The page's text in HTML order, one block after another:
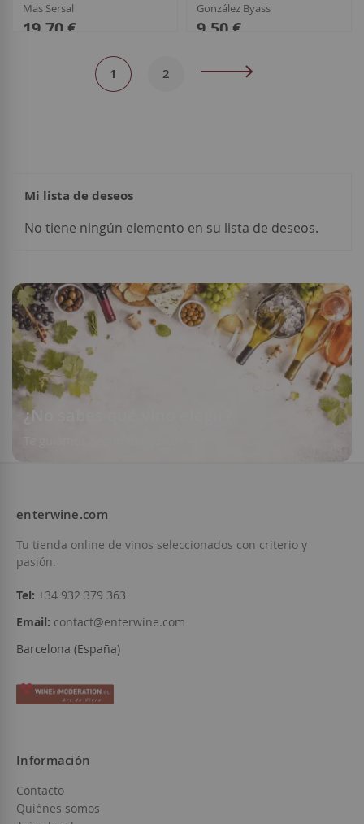
Mas Sersal
19,70 €
Añadir a la Lista de Deseos
González Byass
9,50 €
Página
Actualmente
1 Página
2 Página
Siguiente
Mi lista de deseos
No tiene ningún elemento en su lista de deseos.
¿No sabes qué vino elegir?
enterwine.com
Tu tienda online de vinos seleccionados con criterio y
pasión.
Tel: +34 932 379 363
Email: contact@enterwine.com
Barcelona (España)
Información
Contacto
Quiénes somos